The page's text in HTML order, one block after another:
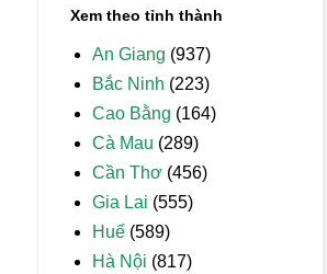
Xem theo tỉnh thành
An Giang (937)
Bắc Ninh (223)
Cao Bằng (164)
Cà Mau (289)
Cần Thơ (456)
Gia Lai (555)
Huế (589)
Hà Nội (817)